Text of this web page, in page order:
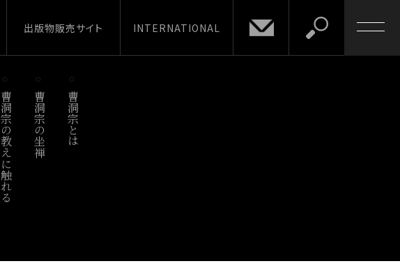
出版物販売サイト INTERNATIONAL
曹洞宗の教えに触れる 曹洞宗の坐禅 曹洞宗とは